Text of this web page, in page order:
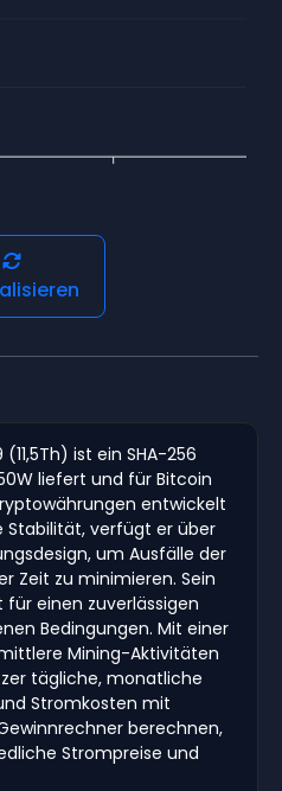
ist ein SHA-256
liefert und für Bitcoin
entwickelt
Stabilität, verfügt er über
um Ausfälle der
Zeit zu minimieren. Sein
einen zuverlässigen
Bedingungen. Mit einer
Mining-Aktivitäten
tägliche, monatliche
Stromkosten mit
berechnen,
Strompreise und